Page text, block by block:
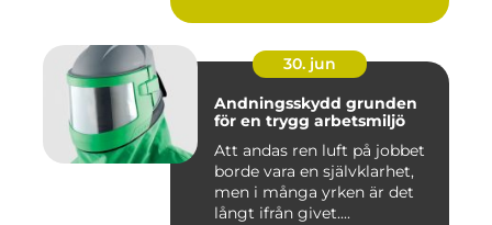
30. jun
Andningsskydd grunden
för en trygg arbetsmiljö
Att andas ren luft på jobbet
borde vara en självklarhet,
men i många yrken är det
långt ifrån givet....